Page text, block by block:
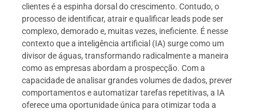
clientes é a espinha dorsal do crescimento. Contudo, o
processo de identificar, atrair e qualificar leads pode ser
complexo, demorado e, muitas vezes, ineficiente. É nesse
contexto que a inteligência artificial (IA) surge como um
divisor de águas, transformando radicalmente a maneira
como as empresas abordam a prospecção. Com a
capacidade de analisar grandes volumes de dados, prever
comportamentos e automatizar tarefas repetitivas, a IA
oferece uma oportunidade única para otimizar toda a